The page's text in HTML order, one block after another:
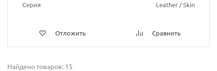
Серия
Leather / Skin
Отложить Сравнить
Найдено товаров: 15